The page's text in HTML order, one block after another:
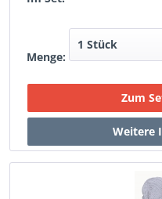
Menge: